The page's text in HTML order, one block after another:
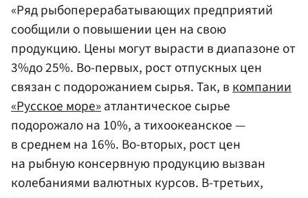
«Ряд рыбоперерабатывающих предприятий
сообщили о повышении цен на свою
продукцию. Цены могут вырасти в диапазоне от
3%до 25%. Во-первых, рост отпускных цен
связан с подорожанием сырья. Так, вкомпании
«Русское море»атлантическое сырье
подорожало на 10%, а тихоокеанское —
в среднем на 16%. Во-вторых, рост цен
на рыбную консервную продукцию вызван
колебаниями валютных курсов. В-третьих,